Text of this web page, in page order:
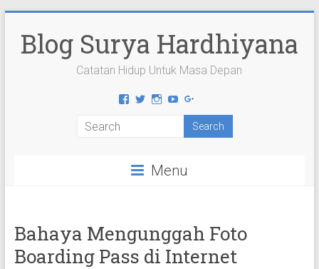
content
Blog Surya Hardhiyana
Catatan Hidup Untuk Masa Depan
ViewViewViewView
profileprofile
on
Menu
Bahaya Mengunggah Foto
Boarding Pass di Internet